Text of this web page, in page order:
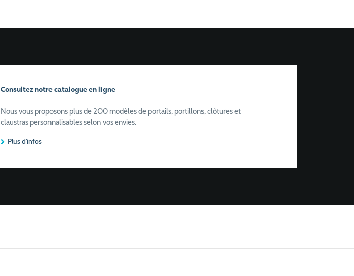
Consultez notre catalogue en ligne
Nous vous proposons plus de 200 modèles de portails, portillons, clôtures et
claustras personnalisables selon vos envies.
Plus d'infos